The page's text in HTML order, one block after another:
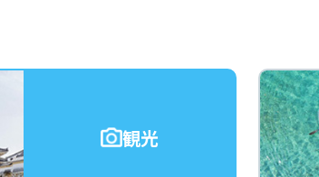
観光